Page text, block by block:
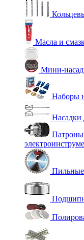
Масла и
Мини-
Наборы
Насадки
Патроны